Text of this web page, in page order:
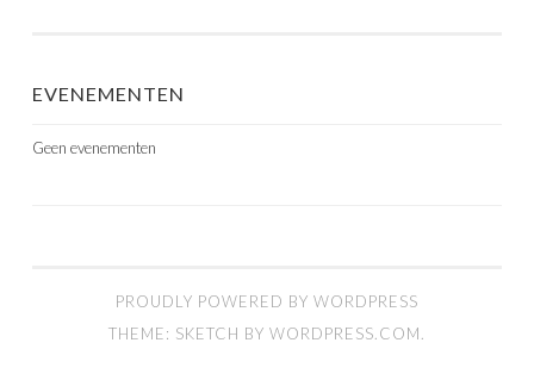
EVENEMENTEN
Geen evenementen
PROUDLY POWERED BY WORDPRESS
THEME: SKETCH BY WORDPRESS.COM